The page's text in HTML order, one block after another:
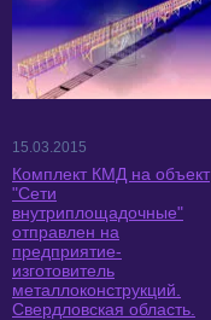
15.03.2015
Комплект КМД на объект
"Сети
внутриплощадочные"
отправлен на
предприятие-
изготовитель
металлоконструкций.
Свердловская область.